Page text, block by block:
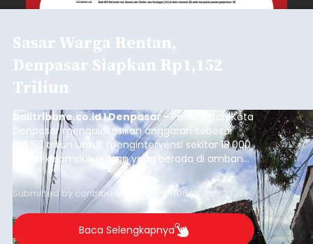
Sasar Warga Rentan,
Denpasar Siapkan Rp1,152
Triliun
balitribune.co.id I Denpasar - Pemerintah Kota
Denpasar mengalokasikan anggaran sebesar
Rp1,152 triliun untuk mengintervensi sekitar 18.000
warga kelompok rentan yang berada di ambang
garis kemiskinan. Langkah strategis ini diambil
guna menjaga masyarakat yang berada pada
kelompok desil 5 dan 6 tersebut agar tidak
merosot ke kategori miskin.
Submitted by contributor Thu, 08/06/2026 - 21:31
Baca Selengkapnya